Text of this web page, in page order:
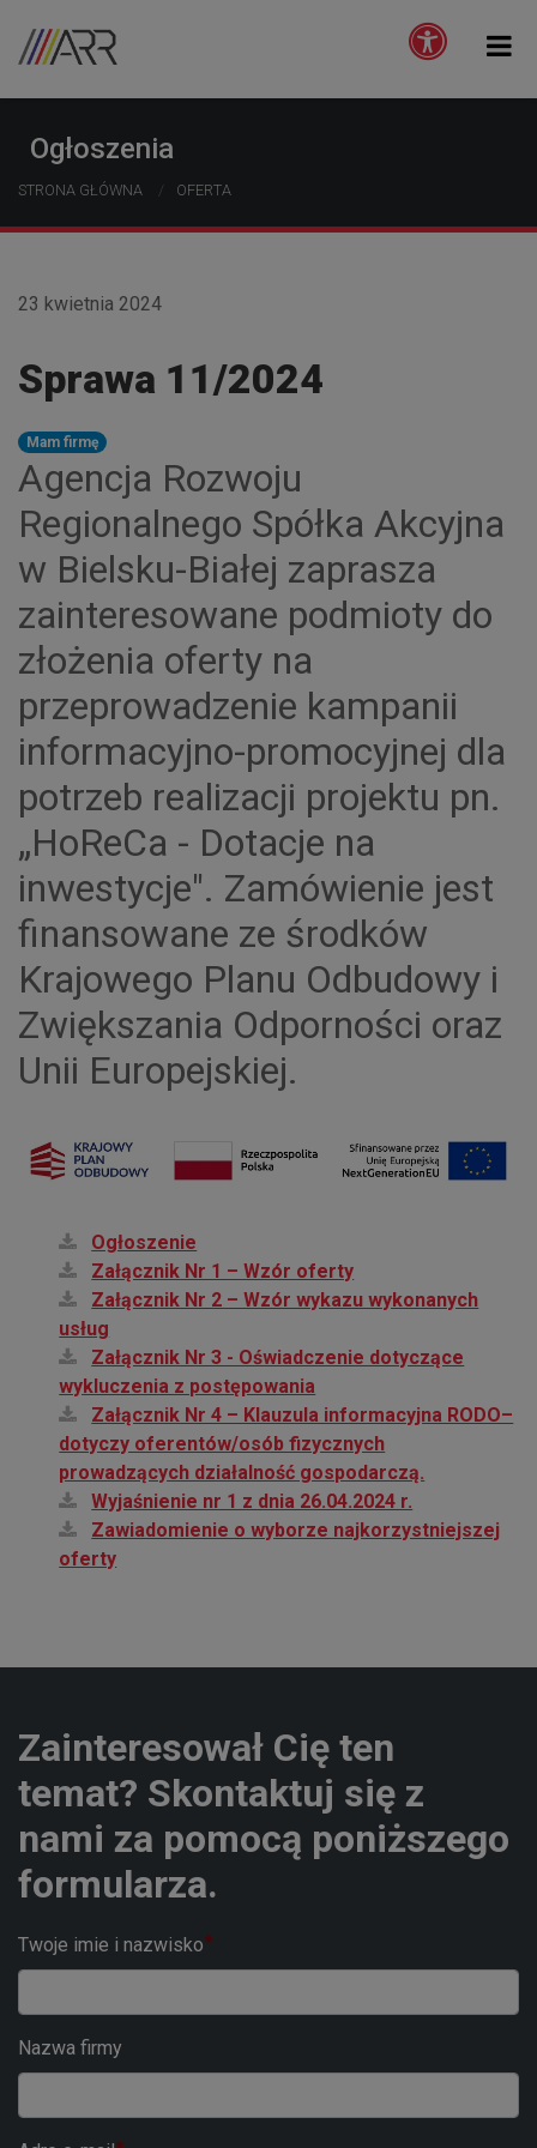
Ogłoszenia
STRONA GŁÓWNA OFERTA
23 kwietnia 2024
Sprawa 11/2024
Mam firmę
Agencja Rozwoju
Regionalnego Spółka Akcyjna
w Bielsku-Białej zaprasza
zainteresowane podmioty do
złożenia oferty na
przeprowadzenie kampanii
informacyjno-promocyjnej dla
potrzeb realizacji projektu pn.
„HoReCa - Dotacje na
inwestycje". Zamówienie jest
finansowane ze środków
Krajowego Planu Odbudowy i
Zwiększania Odporności oraz
Unii Europejskiej.
Ogłoszenie
Załącznik Nr 1 – Wzór oferty
Załącznik Nr 2 – Wzór wykazu wykonanych
usług
Załącznik Nr 3 - Oświadczenie dotyczące
wykluczenia z postępowania
Załącznik Nr 4 – Klauzula informacyjna RODO–
dotyczy oferentów/osób fizycznych
prowadzących działalność gospodarczą.
Wyjaśnienie nr 1 z dnia 26.04.2024 r.
Zawiadomienie o wyborze najkorzystniejszej
oferty
Zainteresował Cię ten
temat? Skontaktuj się z
nami za pomocą poniższego
formularza.
Twoje imie i nazwisko
Nazwa firmy